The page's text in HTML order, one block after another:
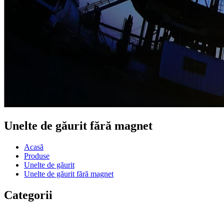
Unelte de găurit fără magnet
Acasă
Produse
Unelte de găurit
Unelte de găurit fără magnet
Categorii